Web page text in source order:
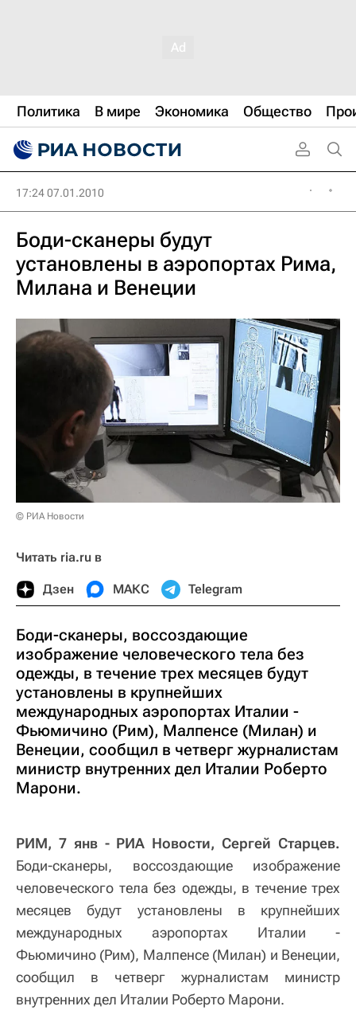
Политика В мире Экономика Общество
17:24 07.01.2010
Боди-сканеры будут
установлены в аэропортах Рима,
Милана и Венеции
© РИА Новости
Читать ria.ru в
Дзен МАКС Telegram
Боди-сканеры, воссоздающие
изображение человеческого тела без
одежды, в течение трех месяцев будут
установлены в крупнейших
международных аэропортах Италии -
Фьюмичино (Рим), Малпенсе (Милан) и
Венеции, сообщил в четверг журналистам
министр внутренних дел Италии Роберто
Марони.
РИМ, 7 янв - РИА Новости, Сергей Старцев.
Боди-сканеры, воссоздающие изображение
человеческого тела без одежды, в течение трех
месяцев будут установлены в крупнейших
международных аэропортах Италии -
Фьюмичино (Рим), Малпенсе (Милан) и Венеции,
сообщил в четверг журналистам министр
внутренних дел Италии Роберто Марони.